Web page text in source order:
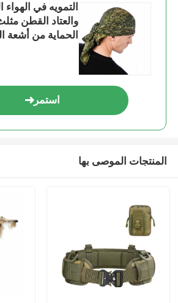
مسكن
التمويه في
والعتاد القطن
الحماية من
استمر
المنتجات الموصى بها